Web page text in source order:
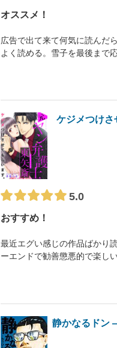
オススメ！
広告で出て来て何気に読んだ
よく読める。雪子を最後まで
ケジメつけさ
5.0
おすすめ！
最近エグい感じの作品ばかり
ーエンドで勧善懲悪的で楽しい
静かなるドン